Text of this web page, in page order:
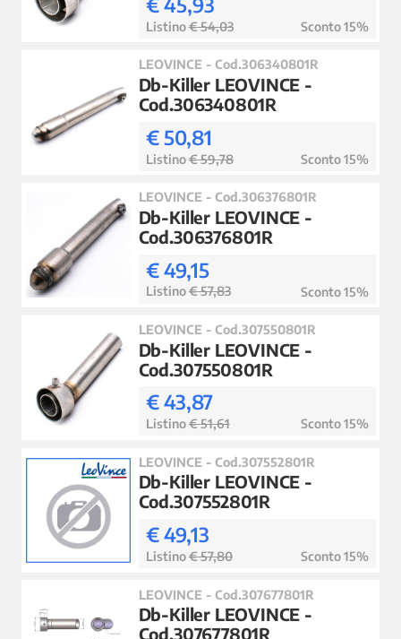
Listino€ 54,03 Sconto 15%
LEOVINCE - Cod.306340801R
Db-Killer LEOVINCE -
Cod.306340801R
€ 50,81
Listino€ 59,78 Sconto 15%
LEOVINCE - Cod.306376801R
Db-Killer LEOVINCE -
Cod.306376801R
€ 49,15
Listino€ 57,83 Sconto 15%
LEOVINCE - Cod.307550801R
Db-Killer LEOVINCE -
Cod.307550801R
€ 43,87
Listino€ 51,61 Sconto 15%
LEOVINCE - Cod.307552801R
Db-Killer LEOVINCE -
Cod.307552801R
€ 49,13
Listino€ 57,80 Sconto 15%
LEOVINCE - Cod.307677801R
Db-Killer LEOVINCE -
Cod.307677801R